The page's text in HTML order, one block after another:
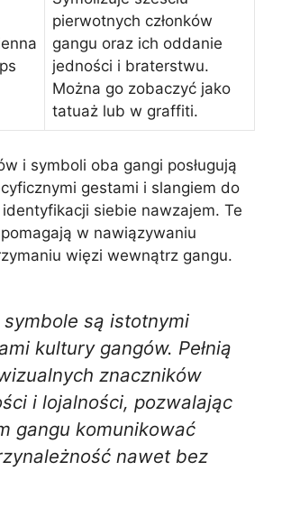
pierwotnych członków
gangu oraz ich oddanie
jedności i braterstwu.
Można go zobaczyć jako
tatuaż lub w graffiti.
i symboli oba gangi posługują
gestami i slangiem do
siebie nawzajem. Te
w nawiązywaniu
więzi wewnątrz gangu.
symbole są istotnymi
kultury gangów. Pełnią
znaczników
i lojalności, pozwalając
gangu komunikować
nawet bez